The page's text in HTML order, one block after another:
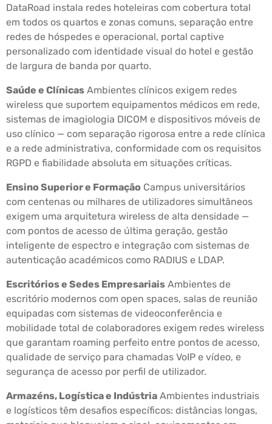
DataRoad instala redes hoteleiras com cobertura total
em todos os quartos e zonas comuns, separação entre
redes de hóspedes e operacional, portal captive
personalizado com identidade visual do hotel e gestão
de largura de banda por quarto.
Saúde e Clínicas Ambientes clínicos exigem redes
wireless que suportem equipamentos médicos em rede,
sistemas de imagiologia DICOM e dispositivos móveis de
uso clínico — com separação rigorosa entre a rede clínica
e a rede administrativa, conformidade com os requisitos
RGPD e fiabilidade absoluta em situações críticas.
Ensino Superior e Formação Campus universitários
com centenas ou milhares de utilizadores simultâneos
exigem uma arquitetura wireless de alta densidade —
com pontos de acesso de última geração, gestão
inteligente de espectro e integração com sistemas de
autenticação académicos como RADIUS e LDAP.
Escritórios e Sedes Empresariais Ambientes de
escritório modernos com open spaces, salas de reunião
equipadas com sistemas de videoconferência e
mobilidade total de colaboradores exigem redes wireless
que garantam roaming perfeito entre pontos de acesso,
qualidade de serviço para chamadas VoIP e vídeo, e
segurança de acesso por perfil de utilizador.
Armazéns, Logística e Indústria Ambientes industriais
e logísticos têm desafios específicos: distâncias longas,